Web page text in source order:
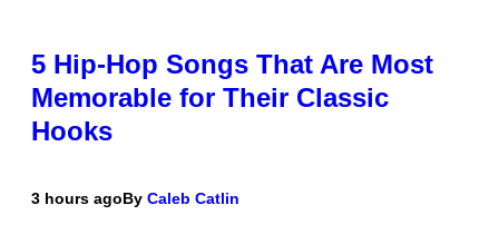
5 Hip-Hop Songs That Are Most
Memorable for Their Classic
Hooks
3 hours agoBy Caleb Catlin